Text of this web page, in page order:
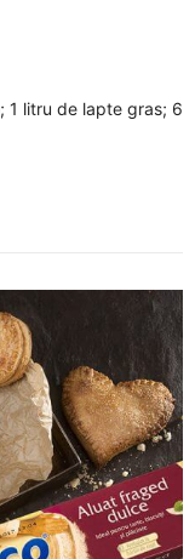
1 litru de lapte gras; 6